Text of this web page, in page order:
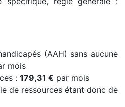
(AAH) sans aucune
mois
: 179,31 € par mois
de ressources étant donc de